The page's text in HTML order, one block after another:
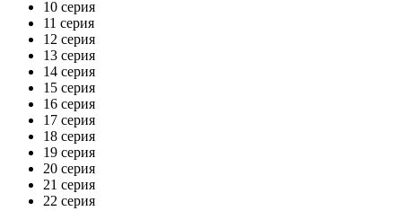
10 серия
11 серия
12 серия
13 серия
14 серия
15 серия
16 серия
17 серия
18 серия
19 серия
20 серия
21 серия
22 серия